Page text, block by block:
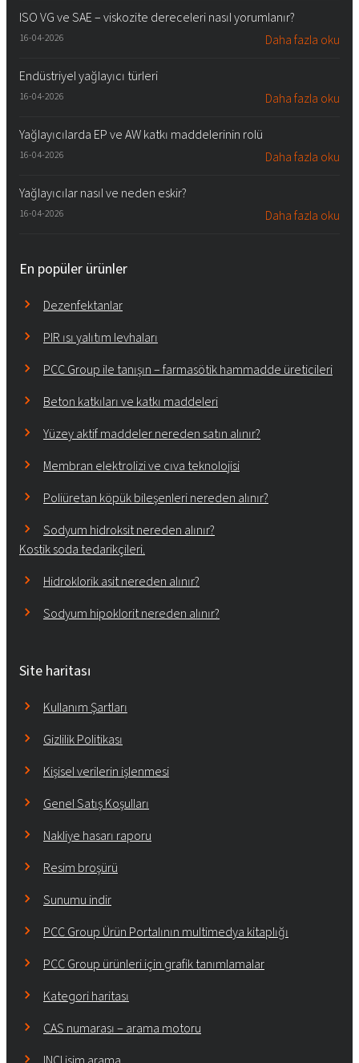
ISO VG ve SAE – viskozite dereceleri nasıl yorumlanır?
16-04-2026 Daha fazla oku
Endüstriyel yağlayıcı türleri
16-04-2026 Daha fazla oku
Yağlayıcılarda EP ve AW katkı maddelerinin rolü
16-04-2026 Daha fazla oku
Yağlayıcılar nasıl ve neden eskir?
16-04-2026 Daha fazla oku
En popüler ürünler
Dezenfektanlar
PIR ısı yalıtım levhaları
PCC Group ile tanışın – farmasötik hammadde üreticileri
Beton katkıları ve katkı maddeleri
Yüzey aktif maddeler nereden satın alınır?
Membran elektrolizi ve cıva teknolojisi
Poliüretan köpük bileşenleri nereden alınır?
Sodyum hidroksit nereden alınır?
Kostik soda tedarikçileri.
Hidroklorik asit nereden alınır?
Sodyum hipoklorit nereden alınır?
Site haritası
Kullanım Şartları
Gizlilik Politikası
Kişisel verilerin işlenmesi
Genel Satış Koşulları
Nakliye hasarı raporu
Resim broşürü
Sunumu indir
PCC Group Ürün Portalının multimedya kitaplığı
PCC Group ürünleri için grafik tanımlamalar
Kategori haritası
CAS numarası – arama motoru